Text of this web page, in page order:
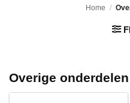
Home /
Overige onderdelen